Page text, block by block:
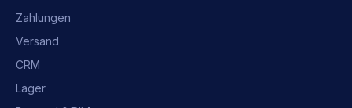
Zahlungen
Versand
CRM
Lager
Was ist OpusNext?